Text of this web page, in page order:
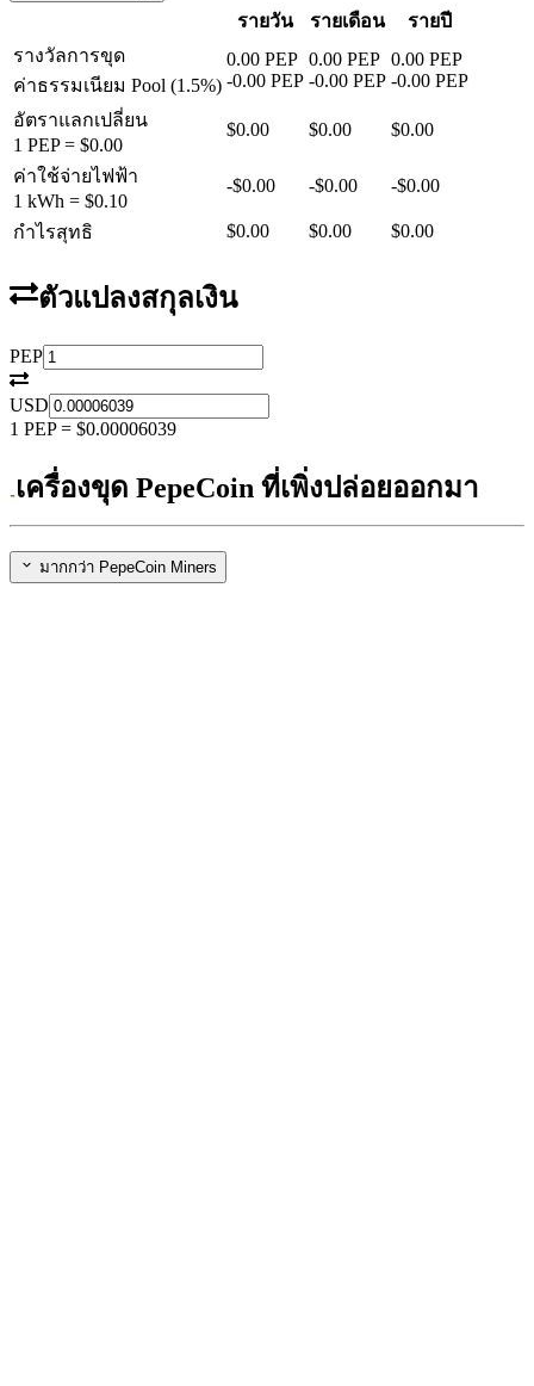
รายวัน รายเดือน
รายปี
รางวัลการขุด
ค่าธรรมเนียม Pool (1.5%)
0.00 PEP
-0.00 PEP
0.00 PEP
-0.00 PEP
0.00 PEP
-0.00 PEP
อัตราแลกเปลี่ยน
1 PEP= $0.00
$0.00 $0.00 $0.00
ค่าใช้จ่ายไฟฟ้า
1 kWh = $0.10
-$0.00 -$0.00 -$0.00
กำไรสุทธิ $0.00 $0.00 $0.00
ตัวแปลงสกุลเงิน
PEP
USD
1 PEP= $0.00006039
เครื่องขุด PepeCoin ที่เพิ่งปล่อยออกมา
มากกว่า PepeCoin Miners